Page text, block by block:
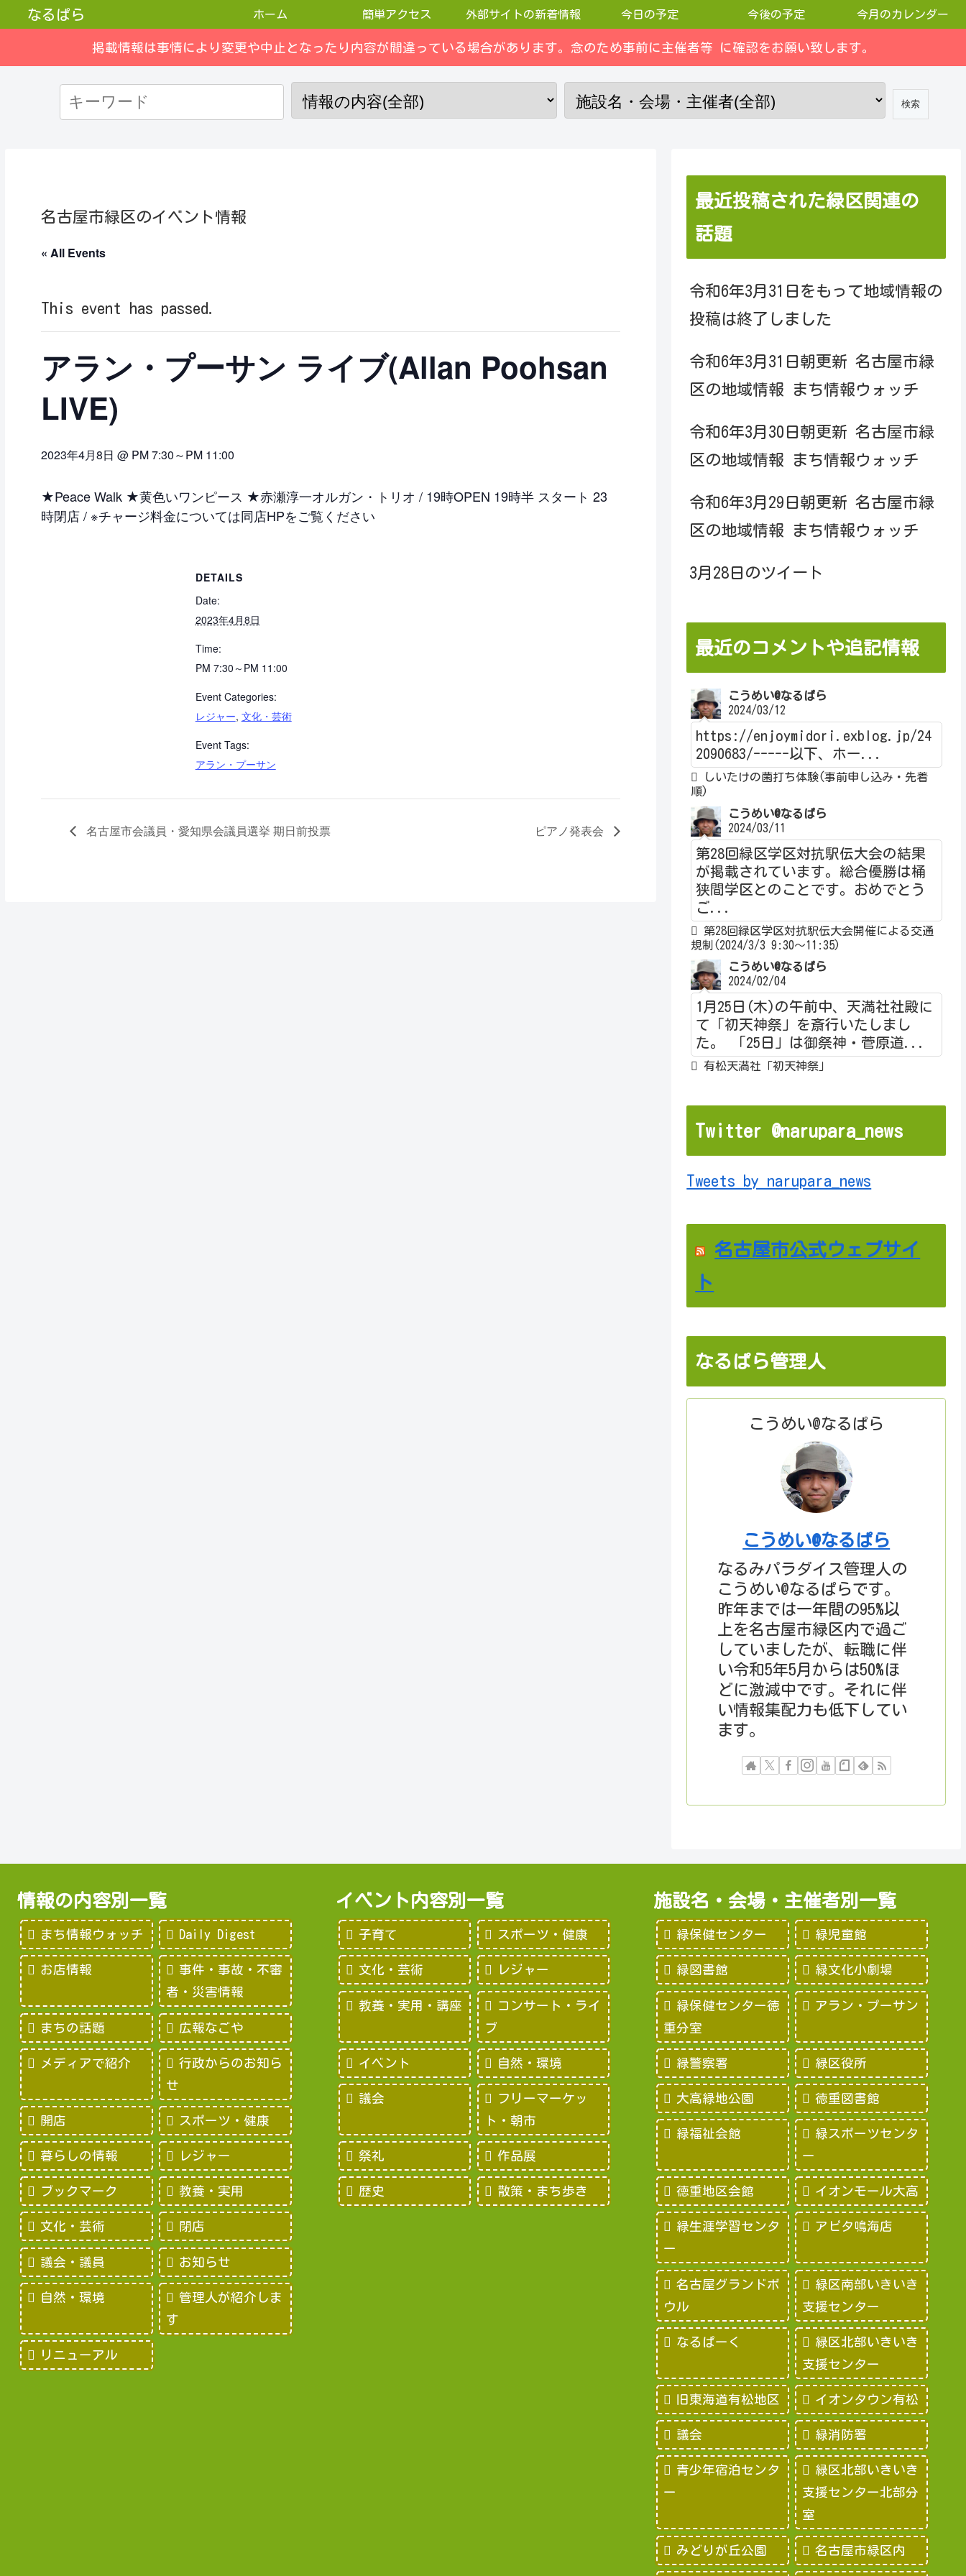
なるぱら ホーム 簡単アクセス 外部サイトの新着情報 今日の予定 今後の予定 今月のカレンダー
掲載情報は事情により変更や中止となったり内容が間違っている場合があります。念のため事前に主催者等 に確認をお願い致します。
名古屋市緑区のイベント情報
« All Events
This event has passed.
アラン・プーサン ライブ(Allan Poohsan
LIVE)
2023年4月8日 @ PM 7:30～PM 11:00
★Peace Walk ★黄色いワンピース ★赤瀬淳一オルガン・トリオ / 19時OPEN 19時半 スタート 23
時閉店 / ※チャージ料金については同店HPをご覧ください
DETAILS
Date:
2023年4月8日
Time:
PM 7:30～PM 11:00
Event Categories:
レジャー, 文化・芸術
Event Tags:
アラン・プーサン
名古屋市会議員・愛知県会議員選挙 期日前投票 ピアノ発表会
最近投稿された緑区関連の
話題
令和6年3月31日をもって地域情報の
投稿は終了しました
令和6年3月31日朝更新 名古屋市緑
区の地域情報 まち情報ウォッチ
令和6年3月30日朝更新 名古屋市緑
区の地域情報 まち情報ウォッチ
令和6年3月29日朝更新 名古屋市緑
区の地域情報 まち情報ウォッチ
3月28日のツイート
最近のコメントや追記情報
こうめい@なるぱら
2024/03/12
https://enjoymidori.exblog.jp/24
2090683/-----以下、ホー...
しいたけの菌打ち体験(事前申し込み・先着
順)
こうめい@なるぱら
2024/03/11
第28回緑区学区対抗駅伝大会の結果
が掲載されています。総合優勝は桶
狭間学区とのことです。おめでとう
ご...
第28回緑区学区対抗駅伝大会開催による交通
規制(2024/3/3 9:30～11:35)
こうめい@なるぱら
2024/02/04
1月25日(木)の午前中、天満社社殿に
て「初天神祭」を斎行いたしまし
た。 「25日」は御祭神・菅原道...
有松天満社「初天神祭」
Twitter @narupara_news
Tweets by narupara_news
名古屋市公式ウェブサイ
ト
なるぱら管理人
こうめい@なるぱら
こうめい@なるぱら
なるみパラダイス管理人の
こうめい@なるぱらです。
昨年までは一年間の95%以
上を名古屋市緑区内で過ご
していましたが、転職に伴
い令和5年5月からは50%ほ
どに激減中です。それに伴
い情報集配力も低下してい
ます。
情報の内容別一覧
まち情報ウォッチ Daily Digest
お店情報
事件・事故・不審
者・災害情報
まちの話題 広報なごや
メディアで紹介
行政からのお知ら
せ
開店 スポーツ・健康
暮らしの情報 レジャー
ブックマーク 教養・実用
文化・芸術 閉店
議会・議員 お知らせ
自然・環境
管理人が紹介しま
す
リニューアル
イベント内容別一覧
子育て スポーツ・健康
文化・芸術 レジャー
教養・実用・講座
コンサート・ライ
ブ
イベント 自然・環境
議会
フリーマーケッ
ト・朝市
祭礼 作品展
歴史 散策・まち歩き
施設名・会場・主催者別一覧
緑保健センター 緑児童館
緑図書館 緑文化小劇場
緑保健センター徳
重分室
アラン・プーサン
緑警察署 緑区役所
大高緑地公園 徳重図書館
緑福祉会館
緑スポーツセンタ
ー
徳重地区会館 イオンモール大高
緑生涯学習センタ
ー
アピタ鳴海店
名古屋グランドボ
ウル
緑区南部いきいき
支援センター
なるぱーく
緑区北部いきいき
支援センター
旧東海道有松地区 イオンタウン有松
議会 緑消防署
青少年宿泊センタ
ー
緑区北部いきいき
支援センター北部分
室
みどりが丘公園 名古屋市緑区内